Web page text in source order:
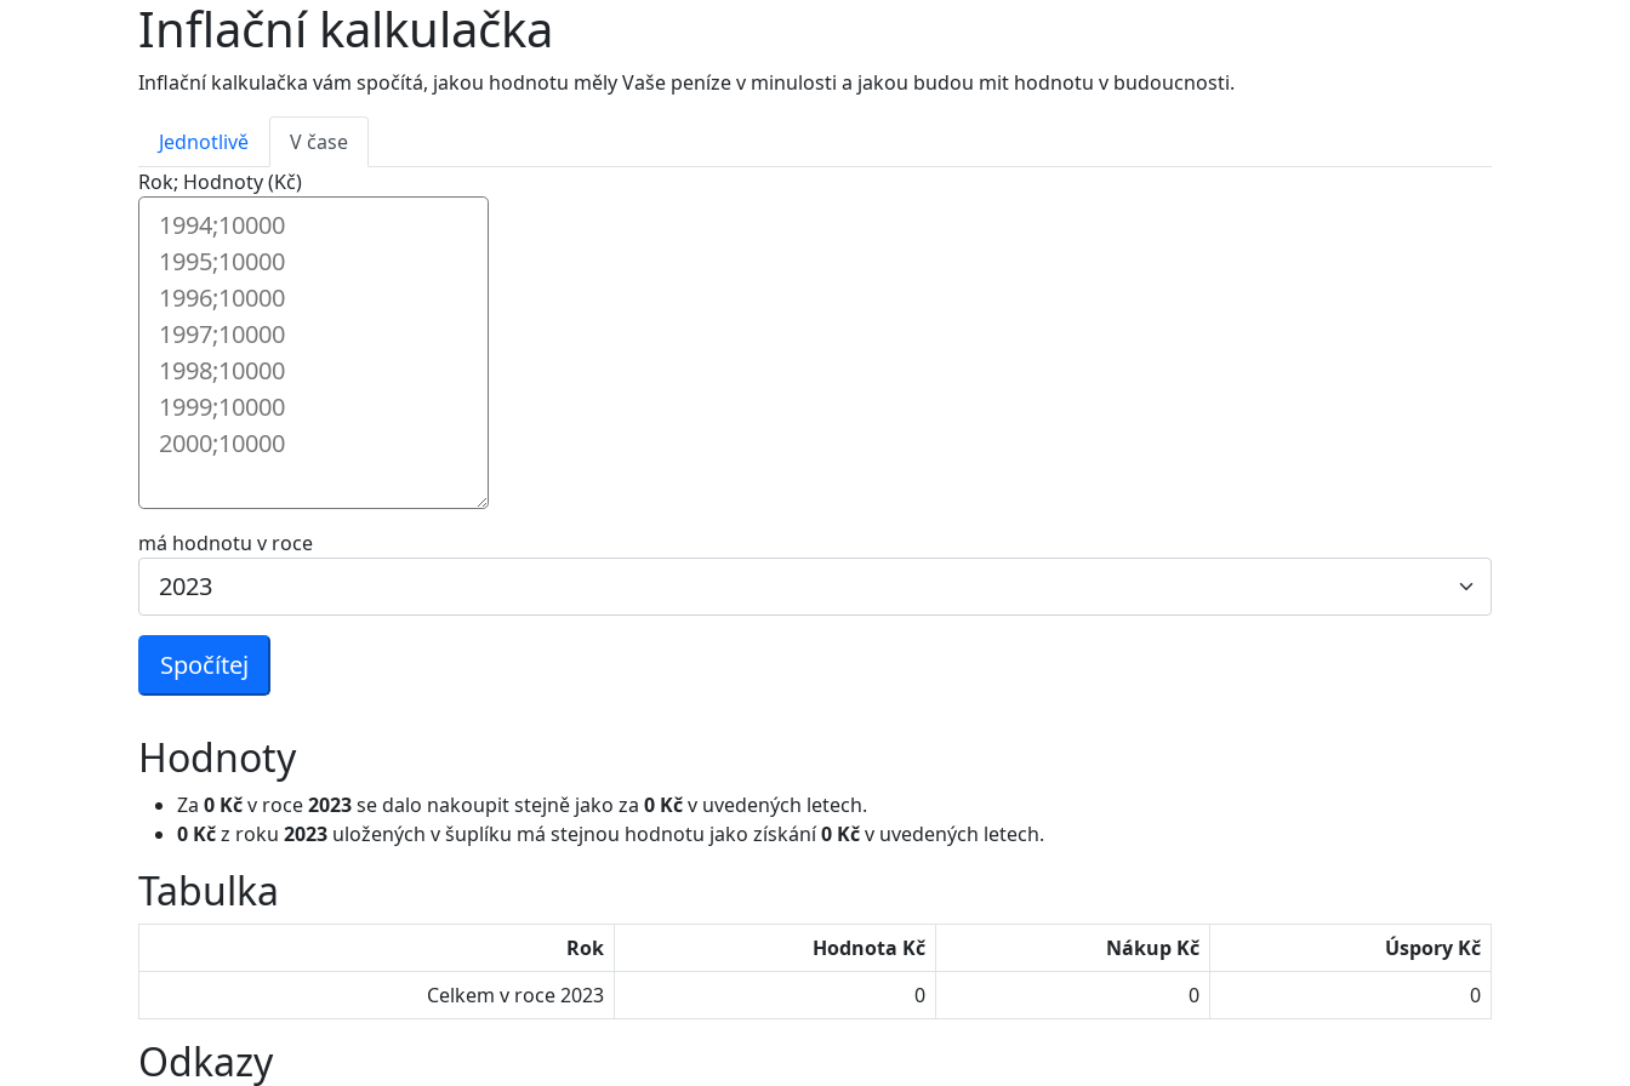
Inflační kalkulačka
Inflační kalkulačka vám spočítá, jakou hodnotu měly Vaše peníze v minulosti a jakou budou mit hodnotu v budoucnosti.
Jednotlivě
V čase
Rok; Hodnoty (Kč)
má hodnotu v roce
Spočítej
Hodnoty
Za 0 Kčv roce2023se dalo nakoupit stejně jako za 0 Kčv uvedených letech.
0 Kčz roku 2023 uložených v šuplíku má stejnou hodnotu jako získání0 Kčv uvedených letech.
Tabulka
Rok Hodnota Kč Nákup Kč
Úspory Kč
Celkem v roce 2023
0 0 0
Odkazy